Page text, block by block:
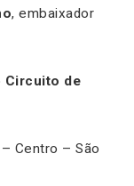
, embaixador
Circuito de
Centro – São